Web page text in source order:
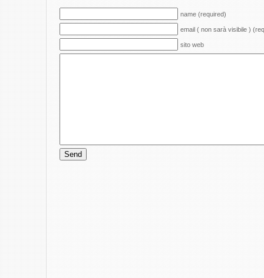
name (required)
email ( non sarà visibile )
sito web